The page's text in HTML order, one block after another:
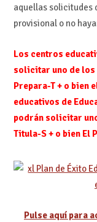
aquellas solicitudes
provisional o no
Los centros
solicitar uno de los
Prepara-T + o bien
educativos de
podrán solicitar
Titula-S + o bien El
Pulse aquí para